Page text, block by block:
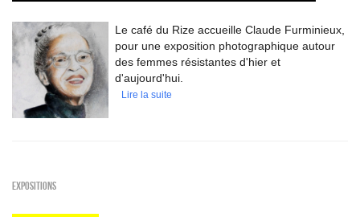
Le café du Rize accueille Claude Furminieux,
pour une exposition photographique autour
des femmes résistantes d'hier et
d'aujourd'hui.
Lire la suite
EXPOSITIONS